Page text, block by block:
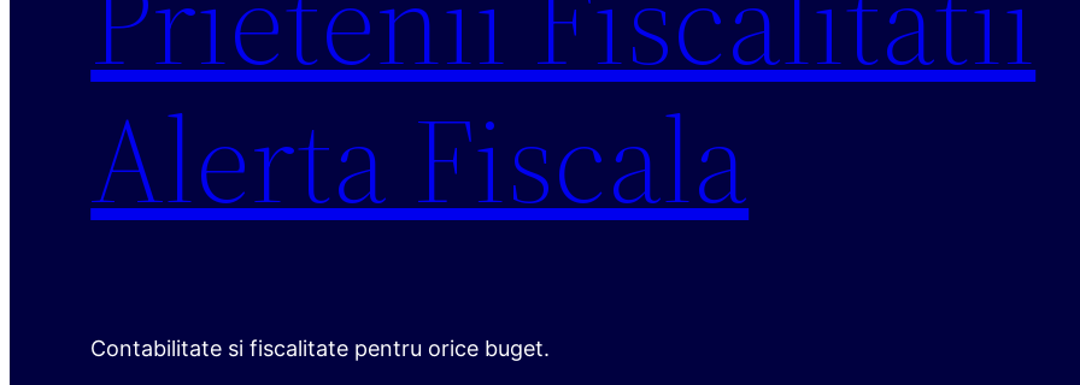
Alerta Fiscala
Contabilitate si fiscalitate pentru orice buget.